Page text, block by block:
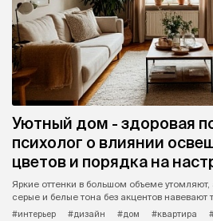
Уютный дом - здоровая
психолог о влиянии
цветов и порядка на
Яркие оттенки в большом объеме утомляют,
серые и белые тона без акцентов навевают
#интерьер
#дизайн #дом #квартира